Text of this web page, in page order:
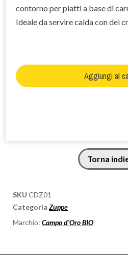
contorno per piatti a base di
Ideale da servire calda con dei
Aggiungi al
Torna
SKU CDZ01
Categoria Zuppe
Marchio: Campo d'Oro BIO